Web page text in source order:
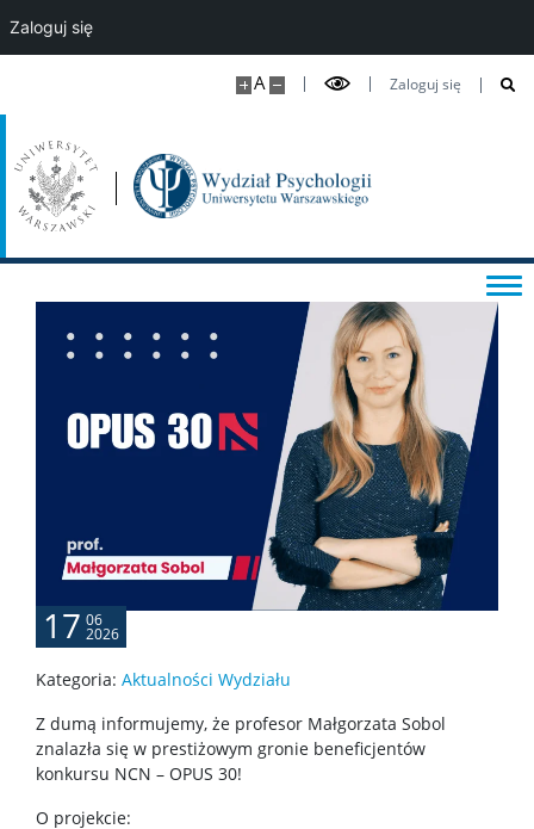
A Zaloguj się
O ZIP 2.0
Pomoc IT
Biblioteka
Praktyki zawodowe
Program wymiany studenckiej
Laboratorium Technik Diagnostycznych
Fundusze i nagrody
Wsparcie osób studiujących
Wsparcie psychologiczne oraz pomoc materialna
Konsultacje statystyczne i metodologiczne
17 06
2026
Kategoria: Aktualności Wydziału
Z dumą informujemy, że profesor Małgorzata Sobol
znalazła się w prestiżowym gronie beneficjentów
konkursu NCN – OPUS 30!
O projekcie:
Zaloguj się